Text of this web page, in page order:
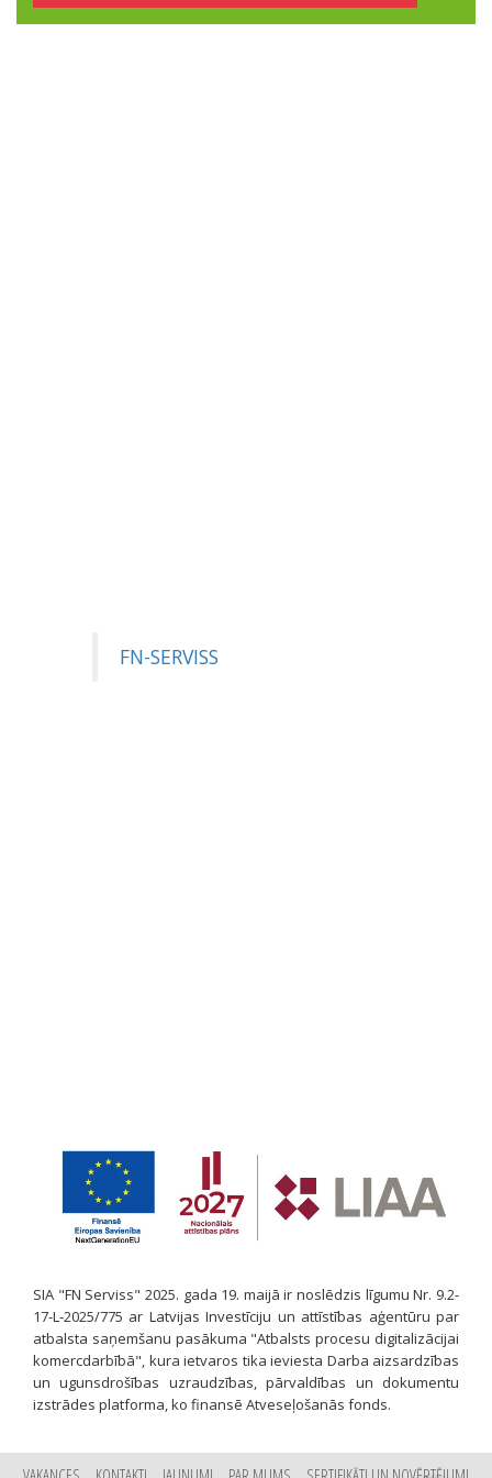
FN-SERVISS
SIA "FN Serviss" 2025. gada 19. maijā ir noslēdzis līgumu Nr. 9.2-
17-L-2025/775 ar Latvijas Investīciju un attīstības aģentūru par
atbalsta saņemšanu pasākuma "Atbalsts procesu digitalizācijai
komercdarbībā", kura ietvaros tika ieviesta Darba aizsardzības
un ugunsdrošības uzraudzības, pārvaldības un dokumentu
izstrādes platforma, ko finansē Atveseļošanās fonds.